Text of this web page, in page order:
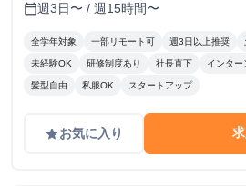
calendar_today週3日〜 / 週15時間〜
全学年対象 一部リモート可 週3日以上推奨
未経験OK 研修制度あり 社長直下 インター
髪型自由 私服OK スタートアップ
gradeお気に入り